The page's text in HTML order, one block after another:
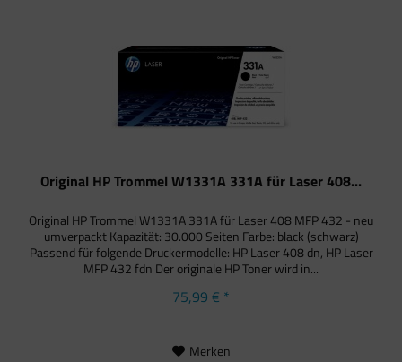
Original HP Trommel W1331A 331A für Laser 408...
Original HP Trommel W1331A 331A für Laser 408 MFP 432 - neu
umverpackt Kapazität: 30.000 Seiten Farbe: black (schwarz)
Passend für folgende Druckermodelle: HP Laser 408 dn, HP Laser
MFP 432 fdn Der originale HP Toner wird in...
75,99 € *
Merken